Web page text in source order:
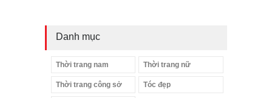
Danh mục
Thời trang nam Thời trang nữ
Thời trang công sở Tóc đẹp